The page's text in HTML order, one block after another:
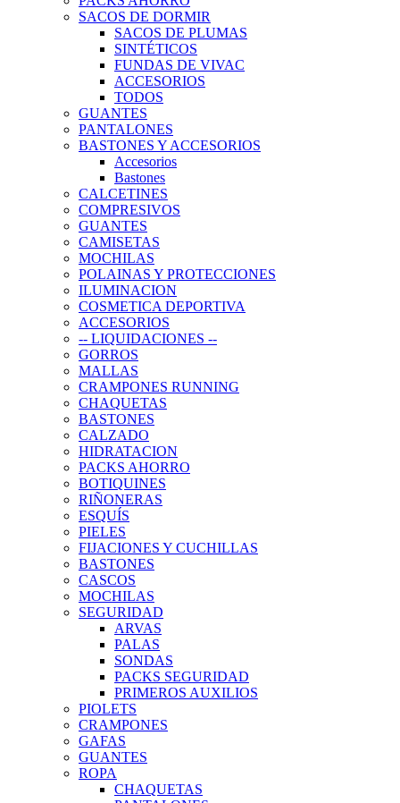
SACOS DE DORMIR
SACOS DE PLUMAS
SINTÉTICOS
FUNDAS DE VIVAC
ACCESORIOS
TODOS
GUANTES
PANTALONES
BASTONES Y ACCESORIOS
Accesorios
Bastones
CALCETINES
COMPRESIVOS
GUANTES
CAMISETAS
MOCHILAS
POLAINAS Y PROTECCIONES
ILUMINACION
COSMETICA DEPORTIVA
ACCESORIOS
-- LIQUIDACIONES --
GORROS
MALLAS
CRAMPONES RUNNING
CHAQUETAS
BASTONES
CALZADO
HIDRATACION
PACKS AHORRO
BOTIQUINES
RIÑONERAS
ESQUÍS
PIELES
FIJACIONES Y CUCHILLAS
BASTONES
CASCOS
MOCHILAS
SEGURIDAD
ARVAS
PALAS
SONDAS
PACKS SEGURIDAD
PRIMEROS AUXILIOS
PIOLETS
CRAMPONES
GAFAS
GUANTES
ROPA
CHAQUETAS